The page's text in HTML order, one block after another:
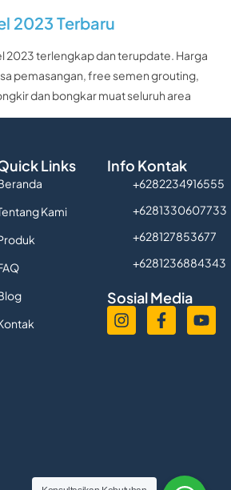
2023 Terbaru
2023 terlengkap dan terupdate. Harga
pemasangan, free semen grouting,
dan bongkar muat seluruh area
Links
Kami
Info Kontak
+6282234916555
+6281330607733
+628127853677
+6281236884343
Sosial Media